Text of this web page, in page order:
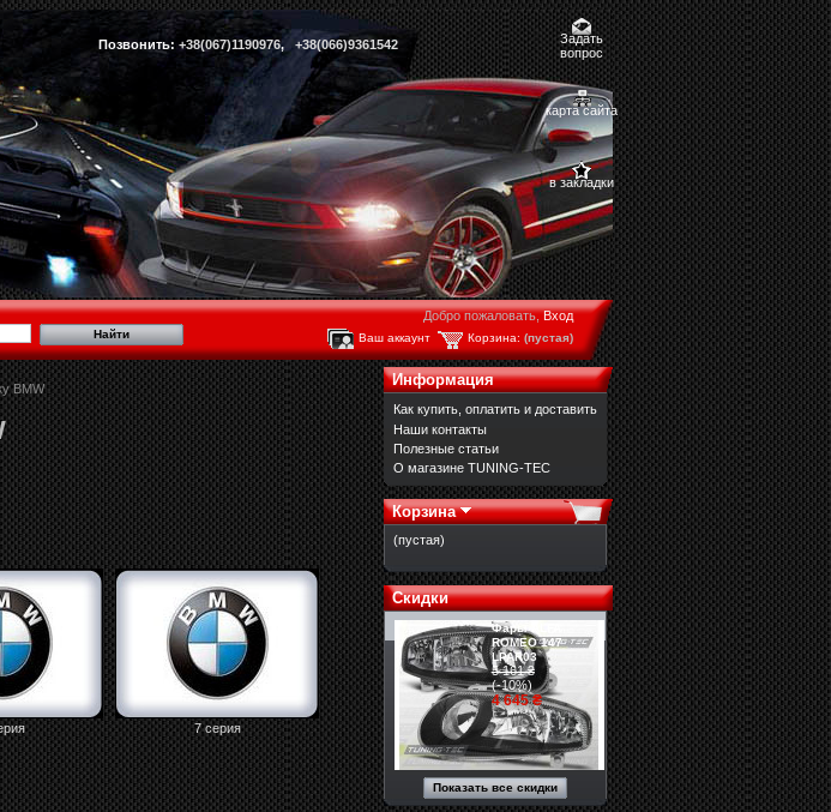
Позвонить: +38(067)1190976, +38(066)9361542
Задать
вопрос
карта сайта
в закладки
Добро пожаловать,Вход
Корзина: (пустая)
Ваш аккаунт
BMW
7 серия
Информация
Как купить, оплатить и доставить
Наши контакты
Полезные статьи
О магазине TUNING-TEC
Корзина
(пустая)
Скидки
Фары ALFA
ROMEO 147
LPAR03
5 161 ₴
(-10%)
4 645 ₴
Показать все скидки